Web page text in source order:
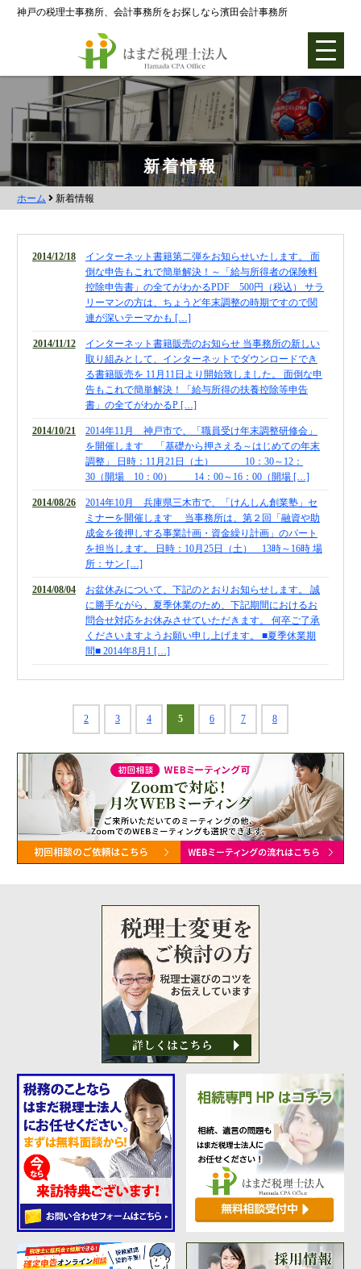
神戸の税理士事務所、会計事務所をお探しなら濱田会計事務所
ホーム
各種支援業務
会社設立0円プラン
株式会社設立
合同会社設立
社団法人設立
財団法人設立
NPO法人設立
当事務所に依頼するメリット
経営革新計画取得支援
経営革新計画の内容
計画を立てることで見えてくるもの
承認のメリット
承認要件
留意事項
当税理士法人のサービス
資金調達支援
融資による資金調達について
金融機関の融資のポイント
融資を受けやすくする経営
金融機関から調達するメリットとデメリット
VCによる資金調達
料金案内
通常料金
他の税理士事務所からの切り替えの場合
ベンチャー企業応援パック
記帳代行/その他
個人事業主のお客様
代表挨拶
神戸オフィス
大阪オフィス
事務所概要
アクセスマップ
代表プロフィール
スタッフプロフィール
新着情報
ホーム 新着情報
2014/12/18
インターネット書籍第二弾をお知らせいたします。 面
倒な申告もこれで簡単解決！～「給与所得者の保険料
控除申告書」の全てがわかるPDF 500円（税込） サラ
リーマンの方は、ちょうど年末調整の時期ですので関
連が深いテーマかも […]
2014/11/12
インターネット書籍販売のお知らせ 当事務所の新しい
取り組みとして、インターネットでダウンロードでき
る書籍販売を 11月11日より開始致しました。 面倒な申
告もこれで簡単解決！「給与所得の扶養控除等申告
書」の全てがわかるP […]
2014/10/21
2014年11月 神戸市で、「職員受け年末調整研修会」
を開催します 「基礎から押さえる～はじめての年末
調整」 日時：11月21日（土） 10：30～12：
30（開場 10：00） 14：00～16：00（開場 […]
2014/08/26
2014年10月 兵庫県三木市で、「けんしん創業塾」セ
ミナーを開催します 当事務所は、第２回「融資や助
成金を後押しする事業計画・資金繰り計画」のパート
を担当します。 日時：10月25日（土） 13時～16時 場
所：サン […]
2014/08/04
お盆休みについて、下記のとおりお知らせします。 誠
に勝手ながら、夏季休業のため、下記期間におけるお
問合せ対応をお休みさせていただきます。 何卒ご了承
くださいますようお願い申し上げます。 ■夏季休業期
間■ 2014年8月1 […]
2 3 4 5 6 7 8